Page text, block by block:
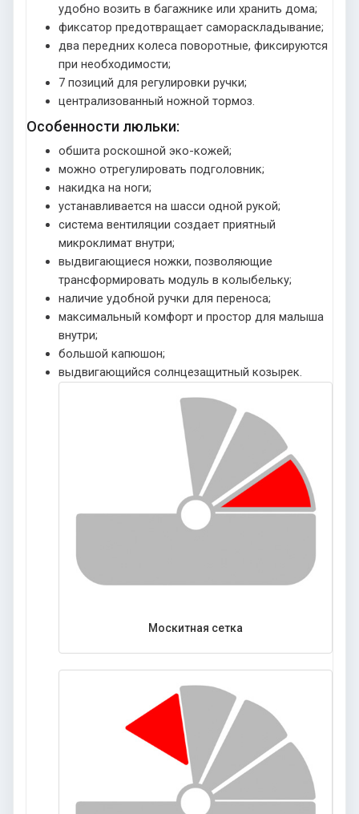
удобно возить в багажнике или хранить дома;
фиксатор предотвращает самораскладывание;
два передних колеса поворотные, фиксируются
при необходимости;
7 позиций для регулировки ручки;
централизованный ножной тормоз.
Особенности люльки:
обшита роскошной эко-кожей;
можно отрегулировать подголовник;
накидка на ноги;
устанавливается на шасси одной рукой;
система вентиляции создает приятный
микроклимат внутри;
выдвигающиеся ножки, позволяющие
трансформировать модуль в колыбельку;
наличие удобной ручки для переноса;
максимальный комфорт и простор для малыша
внутри;
большой капюшон;
выдвигающийся солнцезащитный козырек.
Москитная сетка